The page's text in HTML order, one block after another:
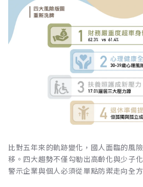
比對五年來的軌跡變化，國人面臨的風
移。四大趨勢不僅勾勒出高齡化與少子
警示企業與個人必須從單點防禦走向全